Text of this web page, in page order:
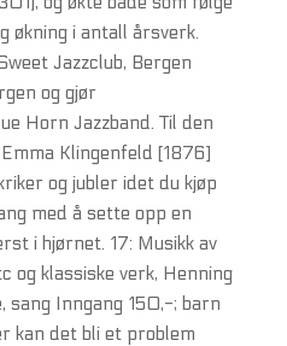
økning i antall årsverk.
Jazzclub, Bergen
og gjør
Horn Jazzband. Til den
Klingenfeld [1876]
og jubler idet du kjøp
med å sette opp en
i hjørnet. 17: Musikk av
og klassiske verk, Henning
sang Inngang 150,-; barn
kan det bli et problem